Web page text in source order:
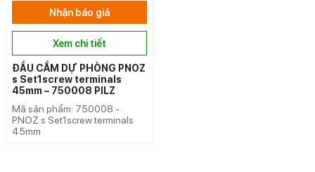
Nhận báo giá
Xem chi tiết
ĐẦU CẮM DỰ PHÒNG PNOZ
s Set1screw terminals
45mm – 750008 PILZ
Mã sản phẩm: 750008 -
PNOZ s Set1screw terminals
45mm